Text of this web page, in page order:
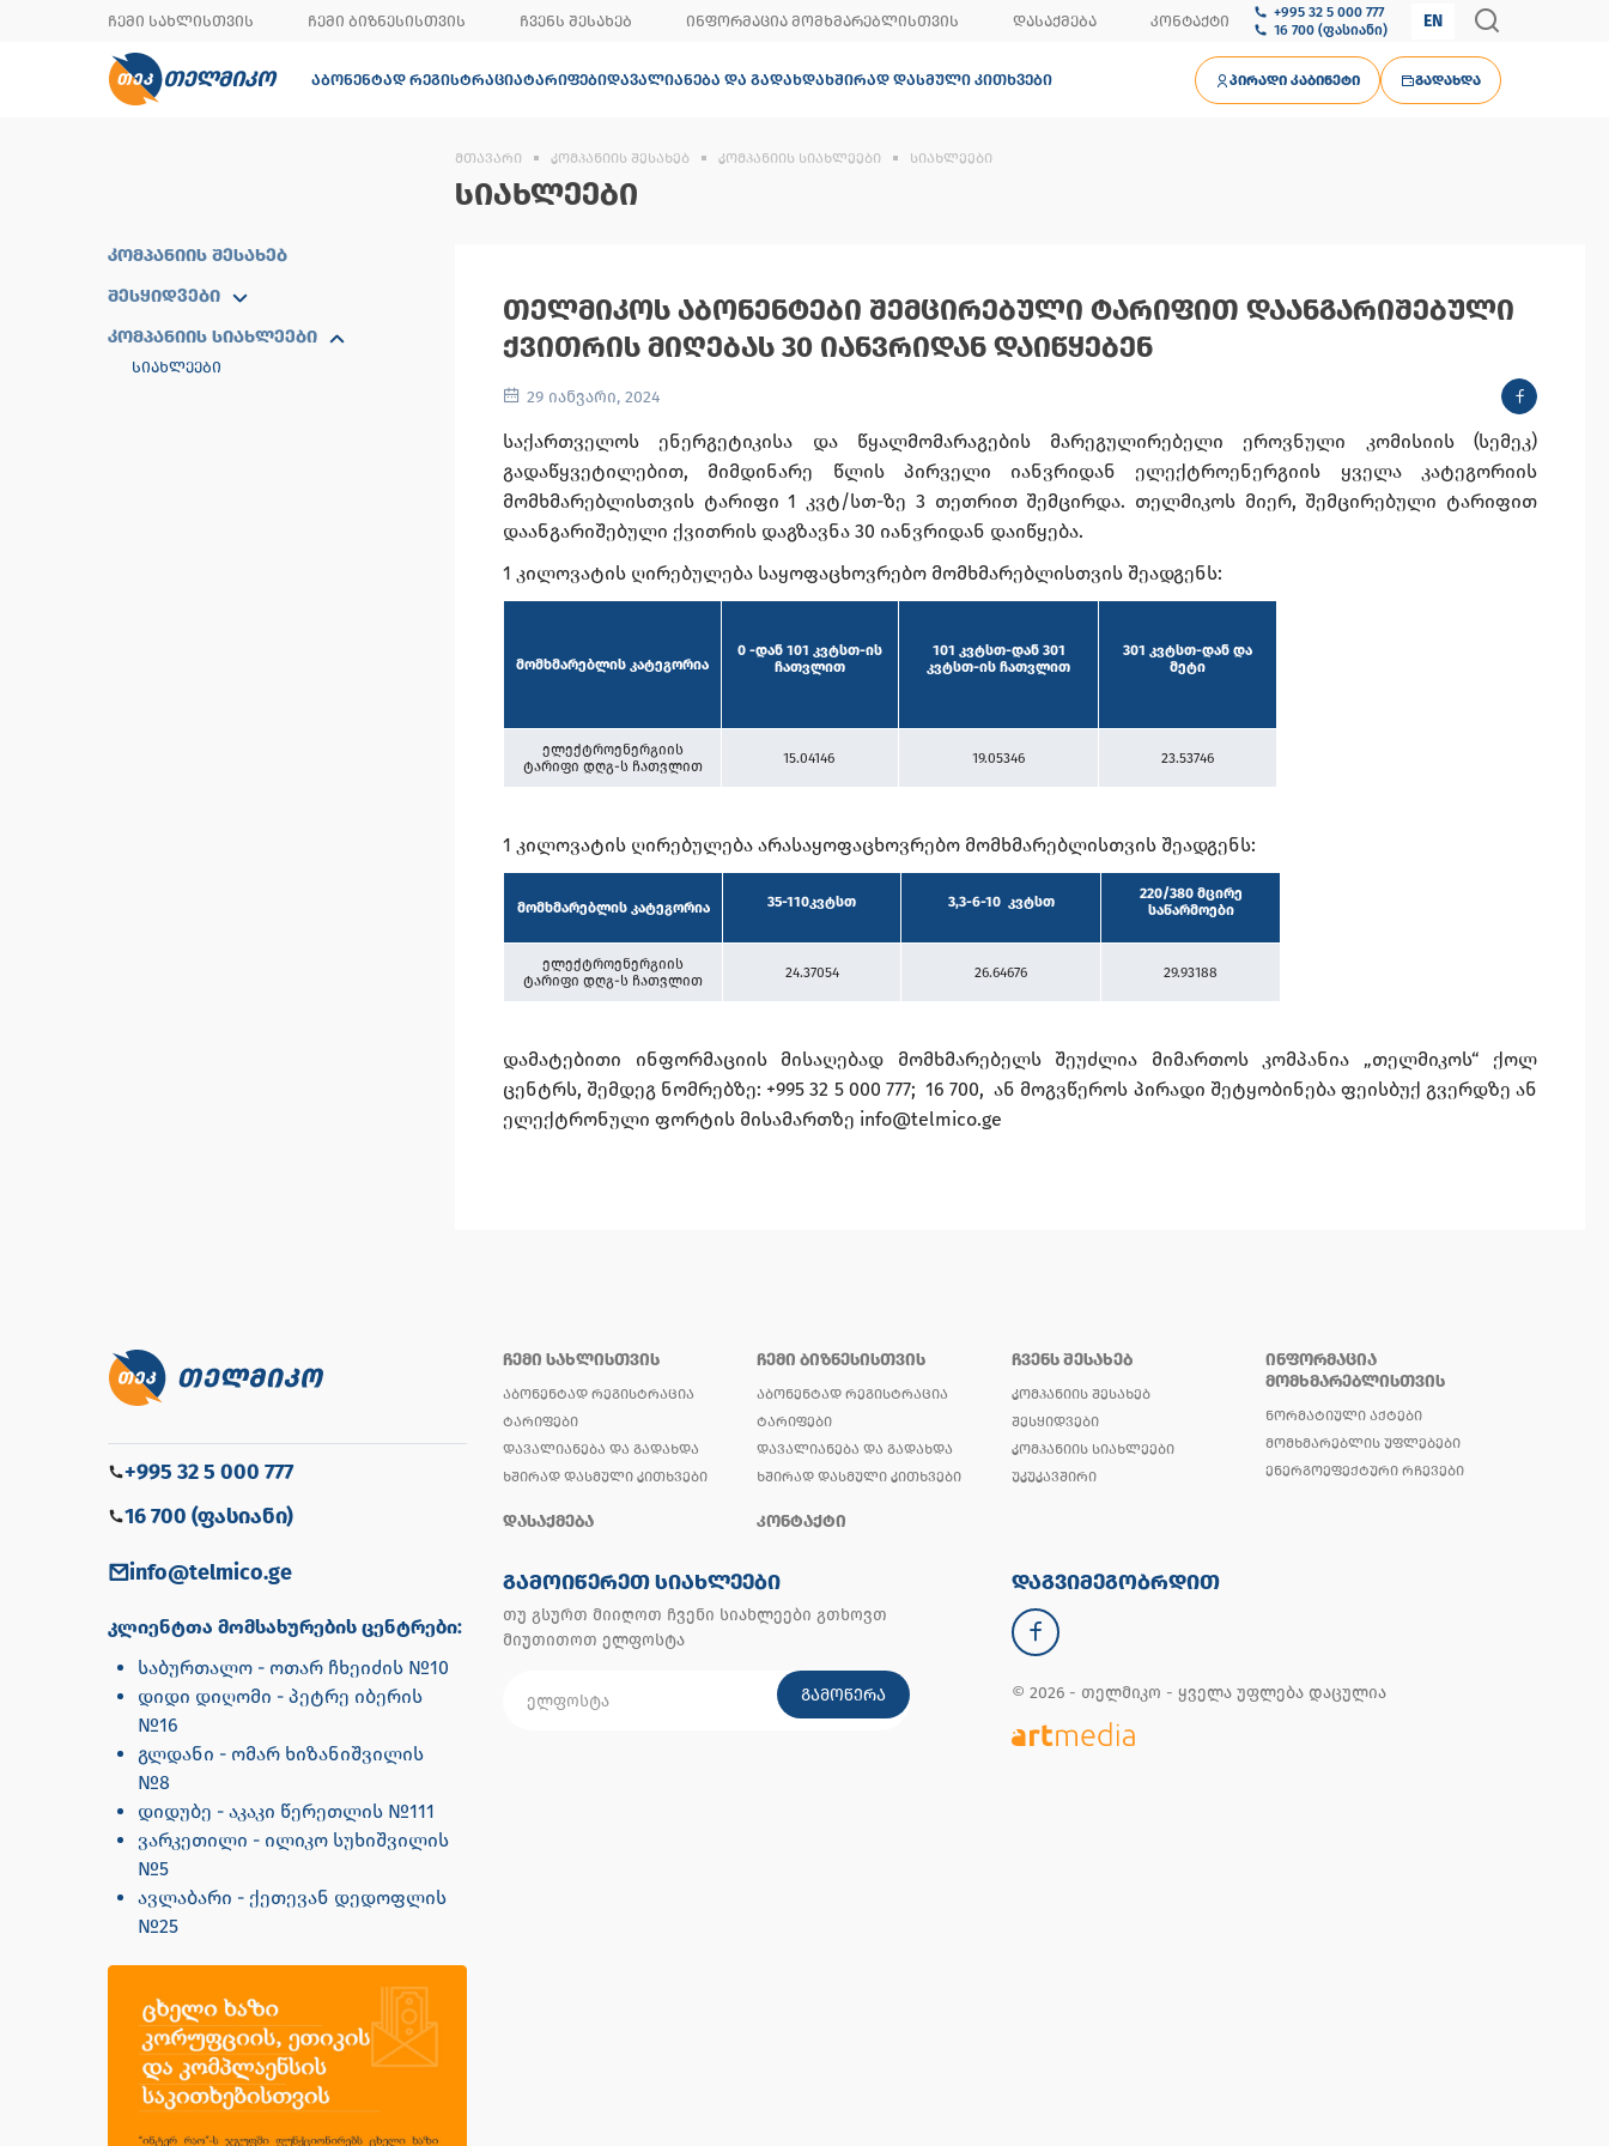
ᲩᲔᲛᲘ ᲡᲐᲮᲚᲘᲡᲗᲕᲘᲡ ᲩᲔᲛᲘ ᲑᲘᲖᲜᲔᲡᲘᲡᲗᲕᲘᲡ ᲩᲕᲔᲜᲡ ᲨᲔᲡᲐᲮᲔᲑ ᲘᲜᲤᲝᲠᲛᲐᲪᲘᲐ ᲛᲝᲛᲮᲛᲐᲠᲔᲑᲚᲘᲡᲗᲕᲘᲡ ᲓᲐᲡᲐᲥᲛᲔᲑᲐ ᲙᲝᲜᲢᲐᲥᲢᲘ
+995 32 5 000 777
16 700 (ფასიანი)
EN
ᲗᲔᲚᲛᲘᲙᲝ ᲐᲑᲝᲜᲔᲜᲢᲐᲓ ᲠᲔᲒᲘᲡᲢᲠᲐᲪᲘᲐᲢᲐᲠᲘᲤᲔᲑᲘᲓᲐᲕᲐᲚᲘᲐᲜᲔᲑᲐ ᲓᲐ ᲒᲐᲓᲐᲮᲓᲐᲮᲨᲘᲠᲐᲓ ᲓᲐᲡᲛᲣᲚᲘ ᲙᲘᲗᲮᲕᲔᲑᲘ ᲞᲘᲠᲐᲓᲘ ᲙᲐᲑᲘᲜᲔᲢᲘ ᲒᲐᲓᲐᲮᲓᲐ
ᲛᲗᲐᲕᲐᲠᲘ ᲙᲝᲛᲞᲐᲜᲘᲘᲡ ᲨᲔᲡᲐᲮᲔᲑ ᲙᲝᲛᲞᲐᲜᲘᲘᲡ ᲡᲘᲐᲮᲚᲔᲔᲑᲘ ᲡᲘᲐᲮᲚᲔᲔᲑᲘ
ᲡᲘᲐᲮᲚᲔᲔᲑᲘ
ᲙᲝᲛᲞᲐᲜᲘᲘᲡ ᲨᲔᲡᲐᲮᲔᲑ
ᲨᲔᲡᲧᲘᲓᲕᲔᲑᲘ
ᲙᲝᲛᲞᲐᲜᲘᲘᲡ ᲡᲘᲐᲮᲚᲔᲔᲑᲘ
ᲡᲘᲐᲮᲚᲔᲔᲑᲘ
ᲗᲔᲚᲛᲘᲙᲝᲡ ᲐᲑᲝᲜᲔᲜᲢᲔᲑᲘ ᲨᲔᲛᲪᲘᲠᲔᲑᲣᲚᲘ ᲢᲐᲠᲘᲤᲘᲗ ᲓᲐᲐᲜᲒᲐᲠᲘᲨᲔᲑᲣᲚᲘ
ᲥᲕᲘᲗᲠᲘᲡ ᲛᲘᲦᲔᲑᲐᲡ 30 ᲘᲐᲜᲕᲠᲘᲓᲐᲜ ᲓᲐᲘᲬᲧᲔᲑᲔᲜ
29 იანვარი, 2024
საქართველოს ენერგეტიკისა და წყალმომარაგების მარეგულირებელი ეროვნული კომისიის (სემეკ)
გადაწყვეტილებით, მიმდინარე წლის პირველი იანვრიდან ელექტროენერგიის ყველა კატეგორიის
მომხმარებლისთვის ტარიფი 1 კვტ/სთ-ზე 3 თეთრით შემცირდა. თელმიკოს მიერ, შემცირებული ტარიფით
დაანგარიშებული ქვითრის დაგზავნა 30 იანვრიდან დაიწყება.
1 კილოვატის ღირებულება საყოფაცხოვრებო მომხმარებლისთვის შეადგენს:
მომხმარებლის კატეგორია
0 -დან 101 კვტსთ-ის
ჩათვლით
101 კვტსთ-დან 301
კვტსთ-ის ჩათვლით
301 კვტსთ-დან და
მეტი
ელექტროენერგიის
ტარიფი დღგ-სჩათვლით 15.04146 19.05346 23.53746
1 კილოვატის ღირებულება არასაყოფაცხოვრებო მომხმარებლისთვის შეადგენს:
მომხმარებლის კატეგორია 35-110კვტსთ 3,3-6-10 კვტსთ 220/380მცირე
საწარმოები
ელექტროენერგიის
ტარიფი დღგ-ს ჩათვლით 24.37054 26.64676 29.93188
დამატებითი ინფორმაციის მისაღებად მომხმარებელს შეუძლია მიმართოს კომპანია „თელმიკოს“ ქოლ
ცენტრს, შემდეგ ნომრებზე: +995 32 5 000 777; 16 700, ან მოგვწეროს პირადი შეტყობინება ფეისბუქ გვერდზე ან
ელექტრონული ფორტის მისამართზე info@telmico.ge
+995 32 5 000 777
16 700 (ფასიანი)
info@telmico.ge
კლიენტთა მომსახურების ცენტრები:
საბურთალო - ოთარ ჩხეიძის №10
დიდი დიღომი - პეტრე იბერის
№16
გლდანი - ომარ ხიზანიშვილის
№8
დიდუბე - აკაკი წერეთლის №111
ვარკეთილი - ილიკო სუხიშვილის
№5
ავლაბარი - ქეთევან დედოფლის
№25
ᲩᲔᲛᲘ ᲡᲐᲮᲚᲘᲡᲗᲕᲘᲡ
ᲐᲑᲝᲜᲔᲜᲢᲐᲓ ᲠᲔᲒᲘᲡᲢᲠᲐᲪᲘᲐ
ᲢᲐᲠᲘᲤᲔᲑᲘ
ᲓᲐᲕᲐᲚᲘᲐᲜᲔᲑᲐ ᲓᲐ ᲒᲐᲓᲐᲮᲓᲐ
ᲮᲨᲘᲠᲐᲓ ᲓᲐᲡᲛᲣᲚᲘ ᲙᲘᲗᲮᲕᲔᲑᲘ
ᲩᲔᲛᲘ ᲑᲘᲖᲜᲔᲡᲘᲡᲗᲕᲘᲡ
ᲐᲑᲝᲜᲔᲜᲢᲐᲓ ᲠᲔᲒᲘᲡᲢᲠᲐᲪᲘᲐ
ᲢᲐᲠᲘᲤᲔᲑᲘ
ᲓᲐᲕᲐᲚᲘᲐᲜᲔᲑᲐ ᲓᲐ ᲒᲐᲓᲐᲮᲓᲐ
ᲮᲨᲘᲠᲐᲓ ᲓᲐᲡᲛᲣᲚᲘ ᲙᲘᲗᲮᲕᲔᲑᲘ
ᲩᲕᲔᲜᲡ ᲨᲔᲡᲐᲮᲔᲑ
ᲙᲝᲛᲞᲐᲜᲘᲘᲡ ᲨᲔᲡᲐᲮᲔᲑ
ᲨᲔᲡᲧᲘᲓᲕᲔᲑᲘ
ᲙᲝᲛᲞᲐᲜᲘᲘᲡ ᲡᲘᲐᲮᲚᲔᲔᲑᲘ
ᲣᲙᲣᲙᲐᲕᲨᲘᲠᲘ
ᲘᲜᲤᲝᲠᲛᲐᲪᲘᲐ
ᲛᲝᲛᲮᲛᲐᲠᲔᲑᲚᲘᲡᲗᲕᲘᲡ
ᲜᲝᲠᲛᲐᲢᲘᲣᲚᲘ ᲐᲥᲢᲔᲑᲘ
ᲛᲝᲛᲮᲛᲐᲠᲔᲑᲚᲘᲡ ᲣᲤᲚᲔᲑᲔᲑᲘ
ᲔᲜᲔᲠᲒᲝᲔᲤᲔᲥᲢᲣᲠᲘ ᲠᲩᲔᲕᲔᲑᲘ
ᲓᲐᲡᲐᲥᲛᲔᲑᲐ ᲙᲝᲜᲢᲐᲥᲢᲘ
ᲒᲐᲛᲝᲘᲬᲔᲠᲔᲗ ᲡᲘᲐᲮᲚᲔᲔᲑᲘ
თუ გსურთ მიიღოთ ჩვენი სიახლეები გთხოვთ
მიუთითოთ ელფოსტა
ᲒᲐᲛᲝᲬᲔᲠᲐ
ᲓᲐᲒᲕᲘᲛᲔᲒᲝᲑᲠᲓᲘᲗ
© 2026 - თელმიკო - ყველა უფლება დაცულია